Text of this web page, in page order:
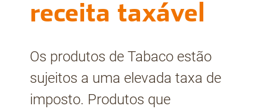
receita taxável
Os produtos de Tabaco estão
sujeitos a uma elevada taxa de
imposto. Produtos que